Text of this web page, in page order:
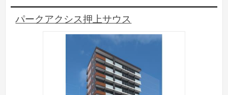
パークアクシス押上サウス